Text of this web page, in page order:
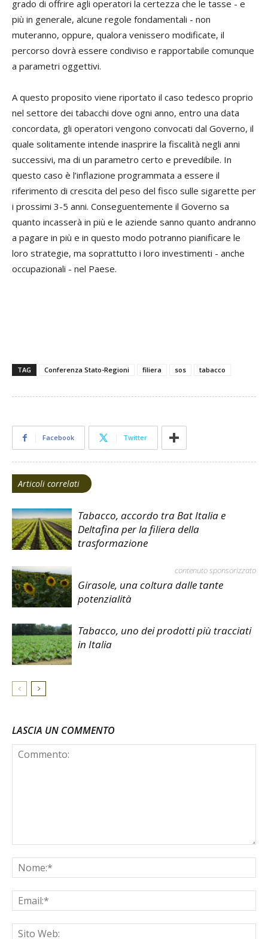
grado di offrire agli operatori la certezza che le tasse - e
più in generale, alcune regole fondamentali - non
muteranno, oppure, qualora venissero modificate, il
percorso dovrà essere condiviso e rapportabile comunque
a parametri oggettivi.
A questo proposito viene riportato il caso tedesco proprio
nel settore dei tabacchi dove ogni anno, entro una data
concordata, gli operatori vengono convocati dal Governo, il
quale solitamente intende inasprire la fiscalità negli anni
successivi, ma di un parametro certo e prevedibile. In
questo caso è l’inflazione programmata a essere il
riferimento di crescita del peso del fisco sulle sigarette per
i prossimi 3-5 anni. Conseguentemente il Governo sa
quanto incasserà in più e le aziende sanno quanto andranno
a pagare in più e in questo modo potranno pianificare le
loro strategie, ma soprattutto i loro investimenti - anche
occupazionali - nel Paese.
TAG Conferenza Stato-Regioni filiera sos tabacco
Facebook Twitter
Articoli correlati
Tabacco, accordo tra Bat Italia e
Deltafina per la filiera della
trasformazione
contenuto sponsorizzato
Girasole, una coltura dalle tante
potenzialità
Tabacco, uno dei prodotti più tracciati
in Italia
LASCIA UN COMMENTO